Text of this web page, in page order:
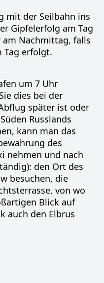
mit der Seilbahn ins
Gipfelerfolg am Tag
Nachmittag, falls
Tag erfolgt.
um 7 Uhr
dies bei der
später ist oder
Russlands
kann man das
des
nehmen und nach
den Ort des
besuchen, die
von wo
Blick auf
auch den Elbrus